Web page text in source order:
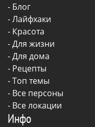
- Блог
-Лайфхаки
- Красота
-Для жизни
-Для дома
- Рецепты
- Топ темы
- Все персоны
- Все локации
Инфо